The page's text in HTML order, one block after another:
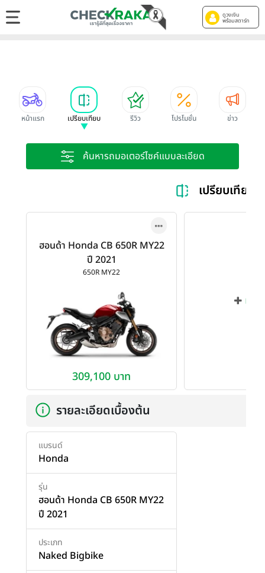
ดูวงเงิน
พร้อมสตาร์ท
หน้าแรก เปรียบเทียบ รีวิว โปรโมชั่น ข่าว
ค้นหารถมอเตอร์ไซค์แบบละเอียด
เปรียบเทียบ
ฮอนด้า Honda CB 650R MY22
ปี 2021
650R MY22
309,100 บาท
เพิ่
รายละเอียดเบื้องต้น
แบรนด์
Honda
รุ่น
ฮอนด้า Honda CB 650R MY22
ปี 2021
ประเภท
Naked Bigbike